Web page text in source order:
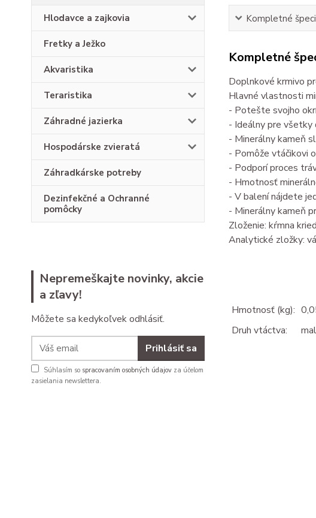
Hlodavce a zajkovia
Fretky a Ježko
Akvaristika
Teraristika
Záhradné jazierka
Hospodárske zvieratá
Záhradkárske potreby
Dezinfekčné a Ochranné
pomôcky
Nepremeškajte novinky, akcie
a zľavy!
Môžete sa kedykoľvek odhlásiť.
Prihlásiť sa
Súhlasím so spracovaním osobných údajov za účelom
zasielania newslettera.
Kompletné
Kompletné
Doplnkové krmivo
Hlavné vlastnosti
- Potešte svojho
- Ideálny pre všetky
- Minerálny kameň
- Pomôže vtáčikovi
- Podporí proces
- Hmotnosť
- V balení nájdete
- Minerálny kameň
Zloženie: kŕmna
Analytické zložky:
Hmotnosť (kg):
Druh vtáctva: